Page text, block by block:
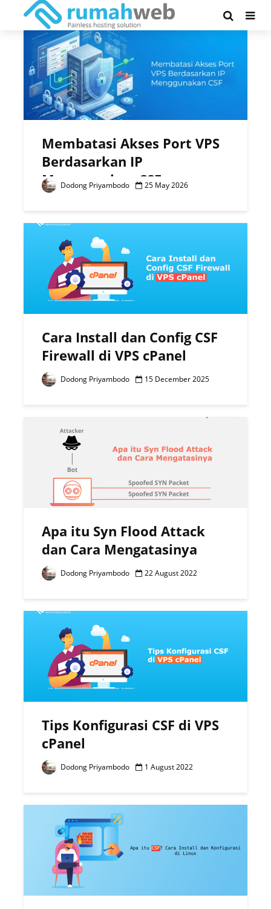
Tag - csf
Membatasi Akses Port VPS
Berdasarkan IP
Menggunakan CSF
Dodong Priyambodo 25 May 2026
Cara Install dan Config CSF
Firewall di VPS cPanel
Dodong Priyambodo 15 December 2025
Apa itu Syn Flood Attack
dan Cara Mengatasinya
Dodong Priyambodo 22 August 2022
Tips Konfigurasi CSF di VPS
cPanel
Dodong Priyambodo 1 August 2022